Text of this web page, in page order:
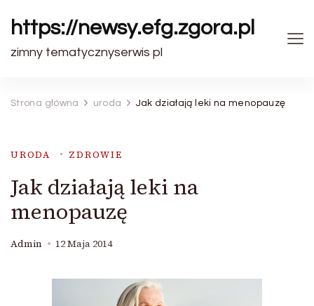
https://newsy.efg.zgora.pl
zimny tematycznyserwis pl
Strona główna uroda Jak działają leki na menopauzę
URODA ZDROWIE
Jak działają leki na
menopauzę
Admin 12 Maja 2014